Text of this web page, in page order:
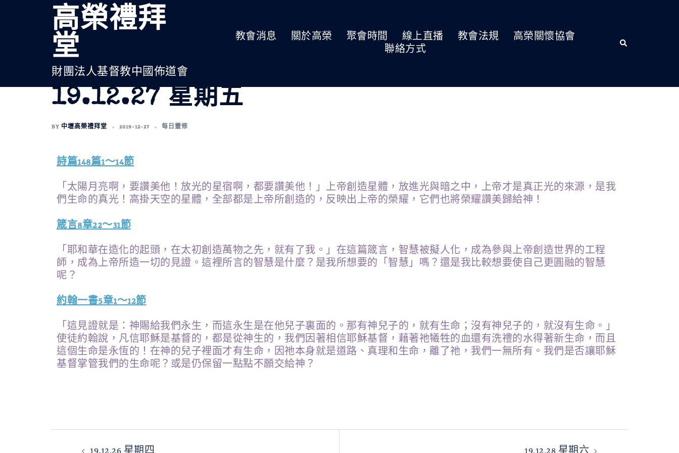
高榮禮拜
堂
財團法人基督教中國佈道會
教會消息 關於高榮 聚會時間 線上直播 教會法規
高榮關懷協會
聯絡方式
19.12.27 星期五
BY 中壢高榮禮拜堂 2019-12-27 每日靈修
詩篇148篇1～14節
「太陽月亮啊，要讚美他！放光的星宿啊，都要讚美他！」上帝創造星體，放進光與暗之中，上帝才是真正光的來源，是我
們生命的真光！高掛天空的星體，全部都是上帝所創造的，反映出上帝的榮耀，它們也將榮耀讚美歸給神！
箴言8章22～31節
「耶和華在造化的起頭，在太初創造萬物之先，就有了我。」在這篇箴言，智慧被擬人化，成為參與上帝創造世界的工程
師，成為上帝所造一切的見證。這裡所言的智慧是什麼？是我所想要的「智慧」嗎？還是我比較想要使自己更圓融的智慧
呢？
約翰一書5章1～12節
「這見證就是：神賜給我們永生，而這永生是在他兒子裏面的。那有神兒子的，就有生命；沒有神兒子的，就沒有生命。」
使徒約翰說，凡信耶穌是基督的，都是從神生的，我們因著相信耶穌基督，藉著祂犧牲的血還有洗禮的水得著新生命，而且
這個生命是永恆的！在神的兒子裡面才有生命，因祂本身就是道路、真理和生命，離了祂，我們一無所有。我們是否讓耶穌
基督掌管我們的生命呢？或是仍保留一點點不願交給神？
19.12.26 星期四 19.12.28 星期六